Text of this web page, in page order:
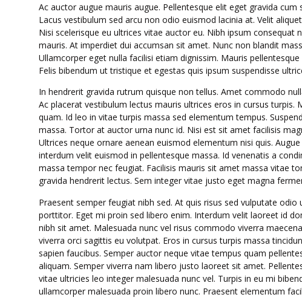
Ac auctor augue mauris augue. Pellentesque elit eget gravida
Lacus vestibulum sed arcu non odio euismod lacinia at. Velit
Nisi scelerisque eu ultrices vitae auctor eu. Nibh ipsum consequat
mauris. At imperdiet dui accumsan sit amet. Nunc non blandit
Ullamcorper eget nulla facilisi etiam dignissim. Mauris
Felis bibendum ut tristique et egestas quis ipsum suspendisse
In hendrerit gravida rutrum quisque non tellus. Amet commodo
Ac placerat vestibulum lectus mauris ultrices eros in cursus
quam. Id leo in vitae turpis massa sed elementum tempus.
massa. Tortor at auctor urna nunc id. Nisi est sit amet facilisis
Ultrices neque ornare aenean euismod elementum nisi quis.
interdum velit euismod in pellentesque massa. Id venenatis a
massa tempor nec feugiat. Facilisis mauris sit amet massa vitae
gravida hendrerit lectus. Sem integer vitae justo eget magna
Praesent semper feugiat nibh sed. At quis risus sed vulputate
porttitor. Eget mi proin sed libero enim. Interdum velit laoreet id
nibh sit amet. Malesuada nunc vel risus commodo viverra
viverra orci sagittis eu volutpat. Eros in cursus turpis massa
sapien faucibus. Semper auctor neque vitae tempus quam
aliquam. Semper viverra nam libero justo laoreet sit amet.
vitae ultricies leo integer malesuada nunc vel. Turpis in eu mi
ullamcorper malesuada proin libero nunc. Praesent elementum